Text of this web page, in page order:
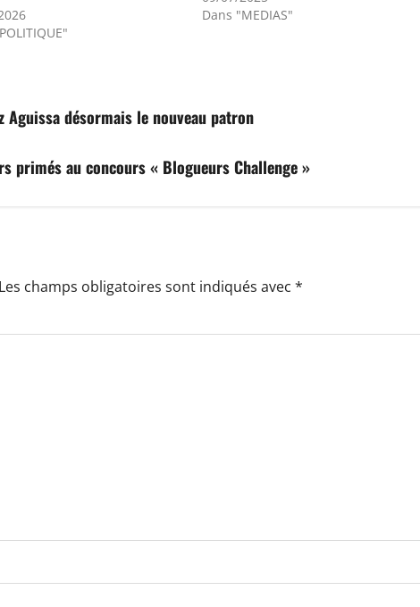
Dans "MEDIAS"
désormais le nouveau patron
primés au concours « Blogueurs Challenge »
Les champs obligatoires sont indiqués avec *